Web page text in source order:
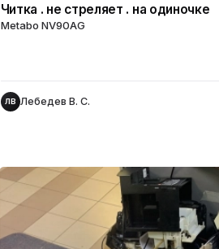
Читка . не стреляет . на одиночке
Metabo NV90AG
ЛВ Лебедев В. С.